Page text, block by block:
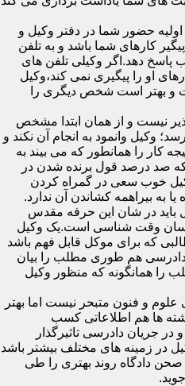
در 24 ساعت اولیه حضور شما در دفتر وکیل و
پیگیر کارهای شما باشد و به تلفن
دهد.اگر وکیلی تلفن های
او را پیگیری نمی کند،وکیل
و بهتر است شخص دیگری را
نیست و از همان ابتدا مشخص
وکیل وانمود به انجام آن نکند و
کار را همانطور که می بیند به
صد درصد قول برنده شدن در
خوب سعی در گمراه کردن
به بیراهمه کشاندن آن ندارد.
باید در شان این حرفه مقدس
وقت شناسی است.یک وکیل
که برای موکل قابل فهم باشد
هم طوری مطلب را بیان
را همانگونه که منظور وکیل
و فنون متبحر نیست اما بهتر
ها هم اطلاعاتی کسب
در جریان دادرسی تاثیرگذار
در زمینه های مختلف بیشتر باشد
دادگاه روند بهتری را طی